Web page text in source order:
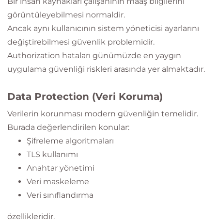
görüntüleyebilmesi normaldir.
Ancak aynı kullanıcının sistem yöneticisi ayarlarını
değiştirebilmesi güvenlik problemidir.
Authorization hataları günümüzde en yaygın
uygulama güvenliği riskleri arasında yer almaktadır.
Data Protection (Veri Koruma)
Verilerin korunması modern güvenliğin temelidir.
Burada değerlendirilen konular:
Şifreleme algoritmaları
TLS kullanımı
Anahtar yönetimi
Veri maskeleme
Veri sınıflandırma
özellikleridir.